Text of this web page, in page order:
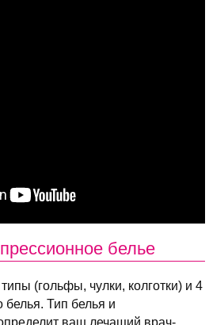
белье
(гольфы, чулки, колготки) и 4
белья. Тип белья и